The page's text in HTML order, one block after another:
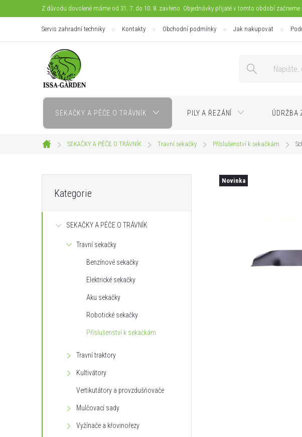
na
Z důvodu dovolené máme od 31. 7. do 10. 8. zavřeno. Objednávky přijaté v tomto období začneme
Servis zahradní techniky Kontakty Obchodní podmínky Jak nakupovat
SEKAČKY A PÉČE O TRÁVNÍK PILY A ŘEZÁNÍ ÚDRŽBA
Domů
SEKAČKY A PÉČE O TRÁVNÍK Travní sekačky Příslušenství k sekačkám
o
kategorie
Kategorie
SEKAČKY A PÉČE O TRÁVNÍK
Travní sekačky
Benzínové sekačky
Elektrické sekačky
Aku sekačky
Robotické sekačky
Příslušenství k sekačkám
Travní traktory
Kultivátory
Vertikutátory a provzdušňovače
Mulčovací sady
Vyžínače a křovinořezy
Novinka